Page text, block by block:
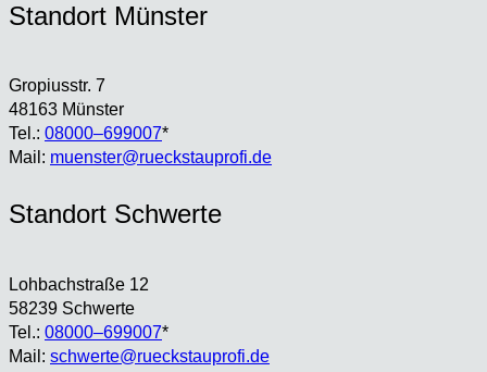
Stand­ort Müns­ter
Gro­pi­us­str. 7
48163 Müns­ter
Tel.: 08000–699007*
Mail: muenster@rueckstauprofi.de
Stand­ort Schwer­te
Loh­bach­stra­ße 12
58239 Schwer­te
Tel.: 08000–699007*
Mail: schwerte@rueckstauprofi.de